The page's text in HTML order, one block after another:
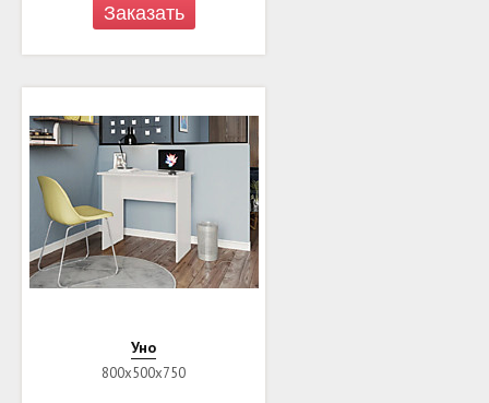
Заказать
Уно
800х500х750